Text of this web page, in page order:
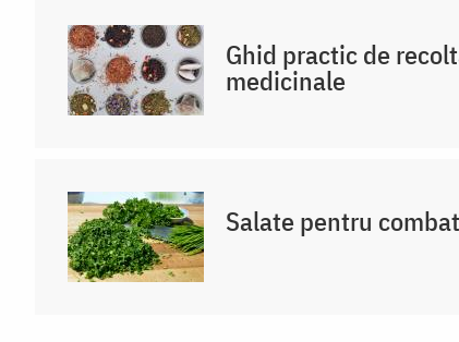
Ghid practic de
medicinale
Salate pentru